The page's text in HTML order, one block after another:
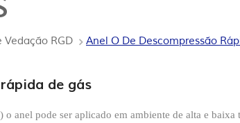
Vedação RGD Anel O De Descompressão
de gás
o anel pode ser aplicado em ambiente de alta e baixa